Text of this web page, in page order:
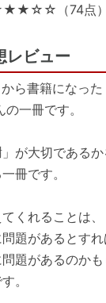
★★★☆☆（74点）
レビュー
ら書籍になった
一冊です。
が大切であるか
冊です。
くれることは、
題があるとすれ
題があるのかも
。